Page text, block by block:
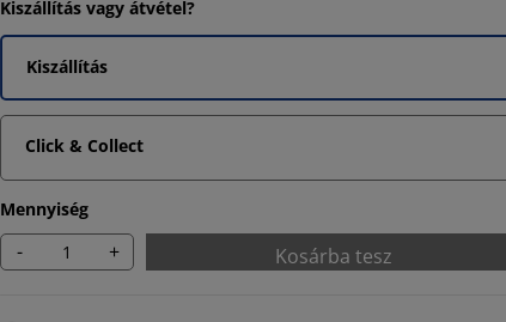
Kiszállítás vagy átvétel?
Kiszállítás
Click & Collect
Mennyiség
- + Kosárba tesz